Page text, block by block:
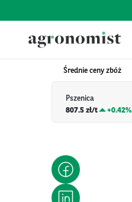
Średnie ceny zbóż
Pszenica
807.5 zł/t
+0.42%